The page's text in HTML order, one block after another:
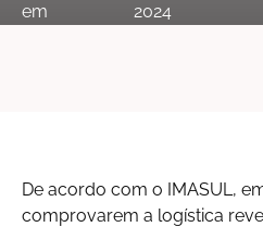
em
2024
De acordo com o IMASUL,
comprovarem a logística